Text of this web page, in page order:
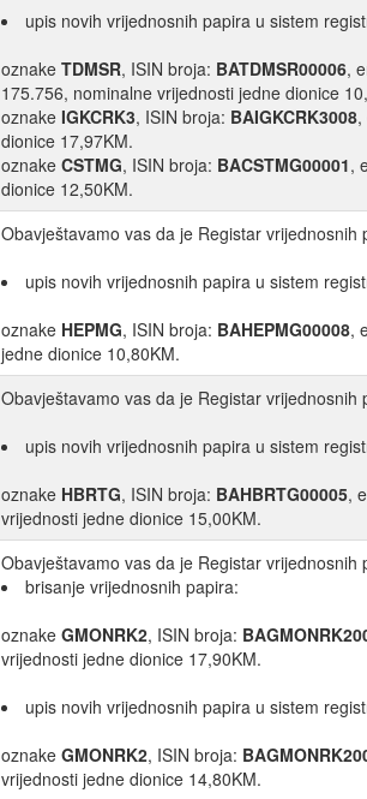
upis novih vrijednosnih papira u sistem
oznake TDMSR, ISIN broja: BATDMSR00006,
175.756, nominalne vrijednosti jedne dionice
oznake IGKCRK3, ISIN broja: BAIGKCRK3008,
dionice 17,97KM.
oznake CSTMG, ISIN broja: BACSTMG00001,
dionice 12,50KM.
Obavještavamo vas da je Registar
upis novih vrijednosnih papira u sistem
oznake HEPMG, ISIN broja: BAHEPMG00008,
jedne dionice 10,80KM.
Obavještavamo vas da je Registar
upis novih vrijednosnih papira u sistem
oznake HBRTG, ISIN broja: BAHBRTG00005,
vrijednosti jedne dionice 15,00KM.
Obavještavamo vas da je Registar
brisanje vrijednosnih papira:
oznake GMONRK2, ISIN broja:
vrijednosti jedne dionice 17,90KM.
upis novih vrijednosnih papira u sistem
oznake GMONRK2, ISIN broja:
vrijednosti jedne dionice 14,80KM.